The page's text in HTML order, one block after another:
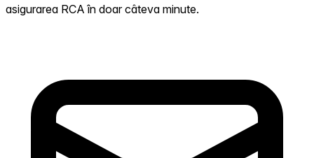
asigurarea RCA în doar câteva minute.